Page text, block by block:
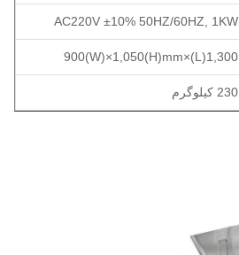
AC220V ±10% 50HZ/60HZ, 1KW
1,300(L)×900(W)×1,050(H)mm
230 کیلوگرم